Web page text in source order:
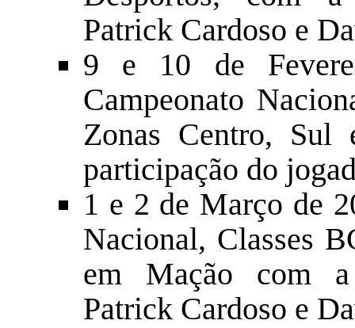
Patrick Cardoso e
9 e 10 de
Campeonato
Zonas Centro,
participação do
1 e 2 de Março de
Nacional, Classes
em Mação com a
Patrick Cardoso e